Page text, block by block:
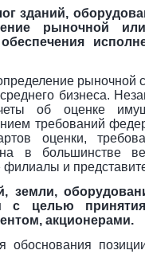
зданий,
рыночной
рыночной
бизнеса.
об оценке
требований
оценки,
в большинстве
и
земли,
с целью
акционерами.
обоснования